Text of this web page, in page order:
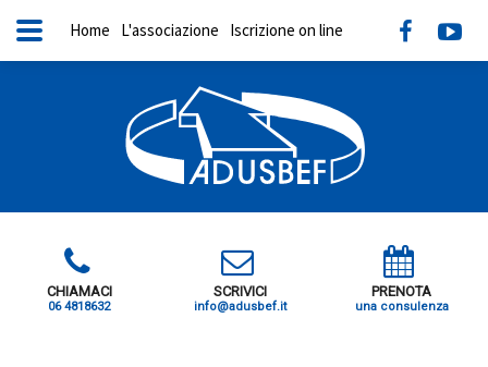
CHIAMACI
06 4818632
SCRIVICI
info@adusbef.it
PRENOTA
una consulenza
Home L'associazione Iscrizione on line